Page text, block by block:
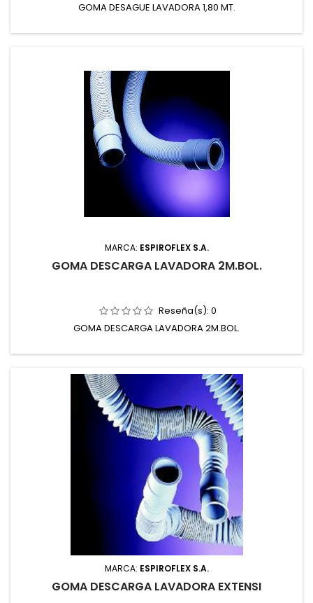
GOMA DESAGUE LAVADORA 1,80 MT.
MARCA: ESPIROFLEX S.A.
GOMA DESCARGA LAVADORA 2M.BOL.
Reseña(s): 0
GOMA DESCARGA LAVADORA 2M.BOL.
MARCA: ESPIROFLEX S.A.
GOMA DESCARGA LAVADORA EXTENSI